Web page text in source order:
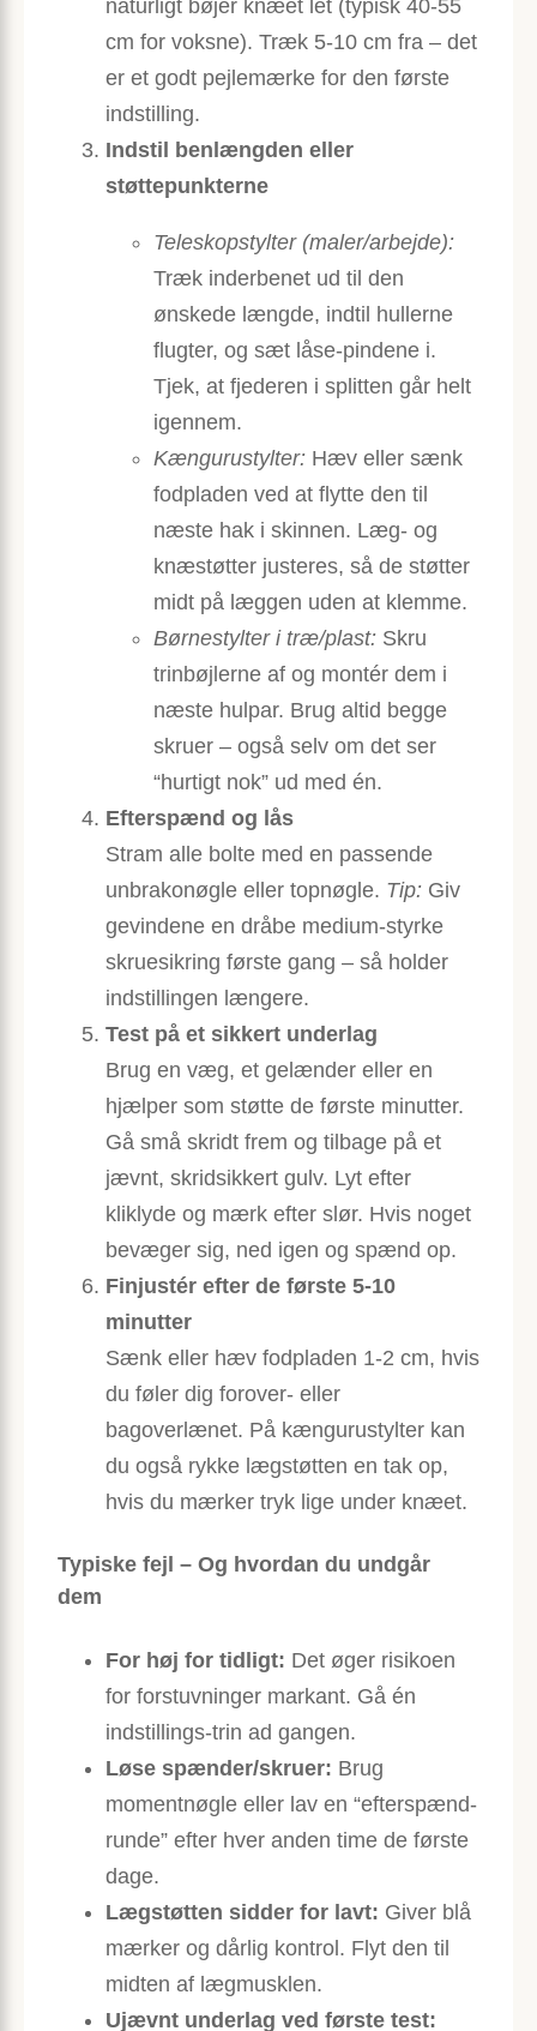
naturligt bøjer knæet let (typisk 40-55
cm for voksne). Træk 5-10 cm fra – det
er et godt pejlemærke for den første
indstilling.
Indstil benlængden eller
støttepunkterne
Teleskopstylter (maler/arbejde):
Træk inderbenet ud til den
ønskede længde, indtil hullerne
flugter, og sæt låse-pindene i.
Tjek, at fjederen i splitten går helt
igennem.
Kængurustylter: Hæv eller sænk
fodpladen ved at flytte den til
næste hak i skinnen. Læg- og
knæstøtter justeres, så de støtter
midt på læggen uden at klemme.
Børnestylter i træ/plast: Skru
trinbøjlerne af og montér dem i
næste hulpar. Brug altid begge
skruer – også selv om det ser
“hurtigt nok” ud med én.
Efterspænd og lås
Stram alle bolte med en passende
unbrakonøgle eller topnøgle. Tip: Giv
gevindene en dråbe medium-styrke
skruesikring første gang – så holder
indstillingen længere.
Test på et sikkert underlag
Brug en væg, et gelænder eller en
hjælper som støtte de første minutter.
Gå små skridt frem og tilbage på et
jævnt, skridsikkert gulv. Lyt efter
kliklyde og mærk efter slør. Hvis noget
bevæger sig, ned igen og spænd op.
Finjustér efter de første 5-10
minutter
Sænk eller hæv fodpladen 1-2 cm, hvis
du føler dig forover- eller
bagoverlænet. På kængurustylter kan
du også rykke lægstøtten en tak op,
hvis du mærker tryk lige under knæet.
Typiske fejl – Og hvordan du undgår
dem
For høj for tidligt: Det øger risikoen
for forstuvninger markant. Gå én
indstillings-trin ad gangen.
Løse spænder/skruer: Brug
momentnøgle eller lav en “efterspænd-
runde” efter hver anden time de første
dage.
Lægstøtten sidder for lavt: Giver blå
mærker og dårlig kontrol. Flyt den til
midten af lægmusklen.
Ujævnt underlag ved første test: